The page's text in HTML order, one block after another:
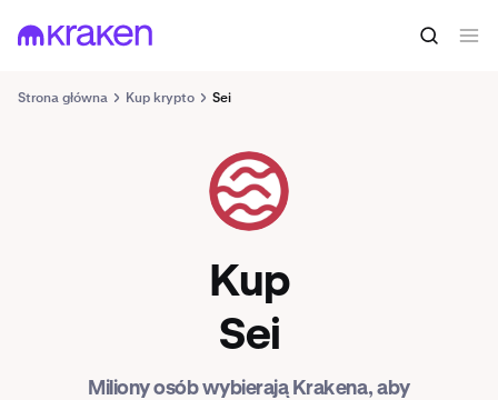
Strona główna Kup krypto Sei
SEI
Kup
Sei
Miliony osób wybierają Krakena, aby